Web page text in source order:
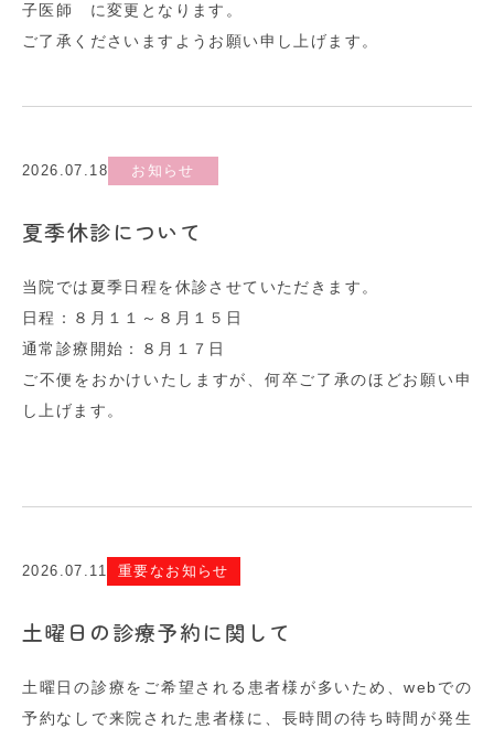
子医師 に変更となります。
ご了承くださいますようお願い申し上げます。
2026.07.18 お知らせ
夏季休診について
当院では夏季日程を休診させていただきます。
日程：８月１１～８月１５日
通常診療開始：８月１７日
ご不便をおかけいたしますが、何卒ご了承のほどお願い申
し上げます。
2026.07.11 重要なお知らせ
土曜日の診療予約に関して
土曜日の診療をご希望される患者様が多いため、webでの
予約なしで来院された患者様に、長時間の待ち時間が発生